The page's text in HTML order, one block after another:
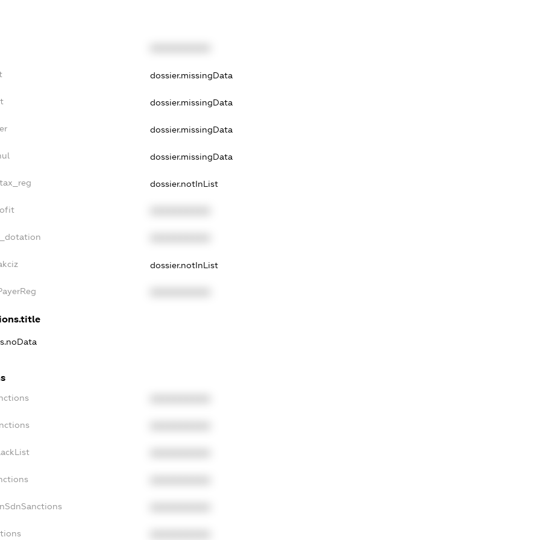
dossier.missingData
dossier.missingData
dossier.missingData
dossier.missingData
dossier.notInList
dossier.notInList